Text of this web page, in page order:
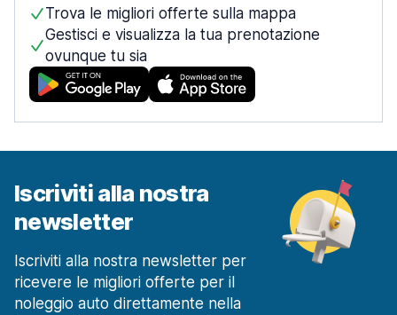
Trova le migliori offerte sulla mappa
Gestisci e visualizza la tua prenotazione
ovunque tu sia
Iscriviti alla nostra
newsletter
Iscriviti alla nostra newsletter per
ricevere le migliori offerte per il
noleggio auto direttamente nella